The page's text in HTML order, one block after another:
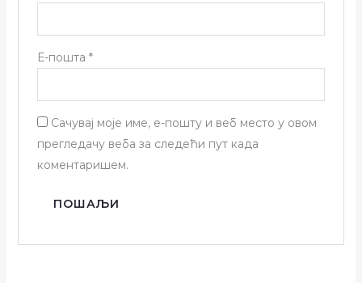
Е-пошта *
Сачувај моје име, е-пошту и веб место у овом
прегледачу веба за следећи пут када
коментаришем.